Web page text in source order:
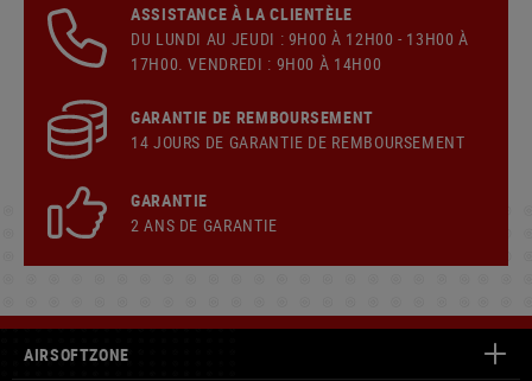
ASSISTANCE À LA CLIENTÈLE
DU LUNDI AU JEUDI : 9H00 À 12H00 - 13H00 À
17H00. VENDREDI : 9H00 À 14H00
GARANTIE DE REMBOURSEMENT
14 JOURS DE GARANTIE DE REMBOURSEMENT
GARANTIE
2 ANS DE GARANTIE
AIRSOFTZONE